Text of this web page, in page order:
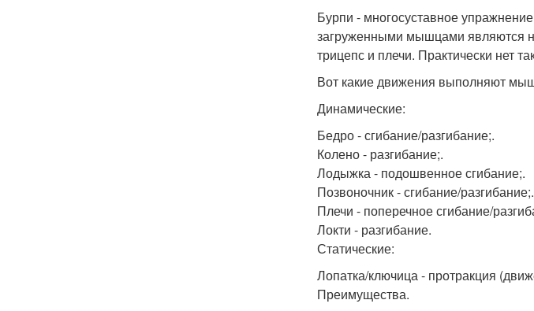
Бурпи - многосуставное
загруженными мышцами являются
трицепс и плечи. Практически нет
Вот какие движения выполняют
Динамические:
Бедро - сгибание/разгибание;.
Колено - разгибание;.
Лодыжка - подошвенное сгибание;.
Позвоночник - сгибание/разгибание;.
Плечи - поперечное сгибание/
Локти - разгибание.
Статические:
Лопатка/ключица - протракция
Преимущества.